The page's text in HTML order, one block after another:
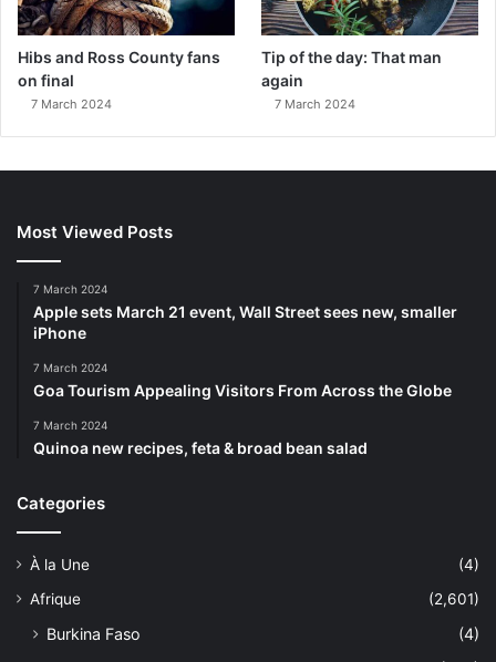
Hibs and Ross County fans
on final
7 March 2024
Tip of the day: That man
again
7 March 2024
Most Viewed Posts
7 March 2024
Apple sets March 21 event, Wall Street sees new, smaller
iPhone
7 March 2024
Goa Tourism Appealing Visitors From Across the Globe
7 March 2024
Quinoa new recipes, feta & broad bean salad
Categories
À la Une
(4)
Afrique
(2,601)
Burkina Faso
(4)